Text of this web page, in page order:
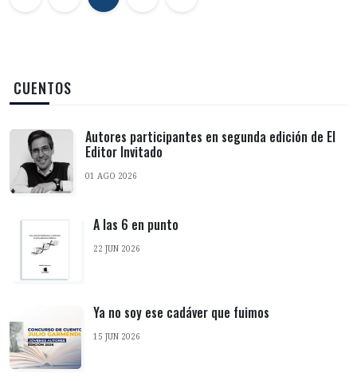
‎ CUENTOS
Autores participantes en segunda edición de El
Editor Invitado
01 AGO 2026
A las 6 en punto
22 JUN 2026
Ya no soy ese cadáver que fuimos
15 JUN 2026